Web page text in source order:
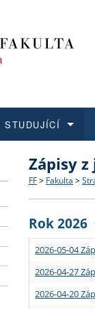
Struktura
Strategie
Podpora
Co
Učitelské
STUDUJÍCÍ
Rigorózní
O vědě a
Granty a
Aktuální
Zápisy
FF > Fakulta >
Rok 2026
2026-05-04
2026-04-27
2026-04-20